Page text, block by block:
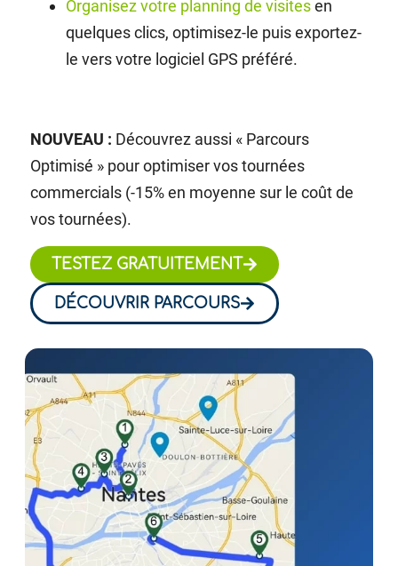
Organisez votre planning de visitesen
quelques clics, optimisez-le puis exportez-
le vers votre logiciel GPS préféré.
NOUVEAU : Découvrez aussi « Parcours
Optimisé » pour optimiser vos tournées
commercials (-15% en moyenne sur le coût de
vos tournées).
TESTEZ GRATUITEMENT
DÉCOUVRIR PARCOURS